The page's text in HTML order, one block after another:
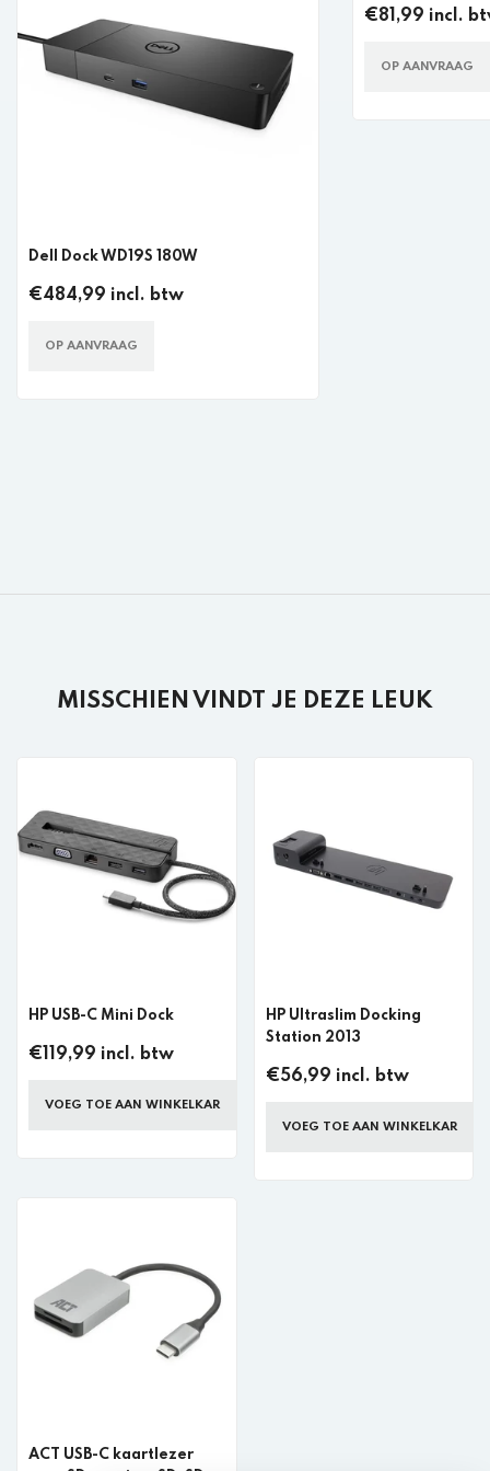
Dell Dock WD19S 180W
€484,99 incl. btw
OP AANVRAAG
€81,99 incl.
OP AANVRAAG
MISSCHIEN VINDT JE DEZE LEUK
HP USB-C Mini Dock
€119,99 incl. btw
VOEG TOE AAN WINKELKAR
HP Ultraslim Docking
Station 2013
€56,99 incl. btw
VOEG TOE AAN WINKELKAR
ACT USB-C kaartlezer